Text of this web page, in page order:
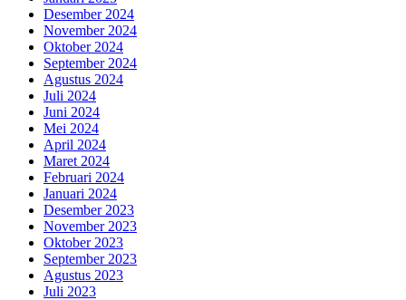
Desember 2024
November 2024
Oktober 2024
September 2024
Agustus 2024
Juli 2024
Juni 2024
Mei 2024
April 2024
Maret 2024
Februari 2024
Januari 2024
Desember 2023
November 2023
Oktober 2023
September 2023
Agustus 2023
Juli 2023